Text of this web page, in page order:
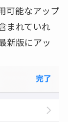
可能なアップ
まれていれ
新版にアッ